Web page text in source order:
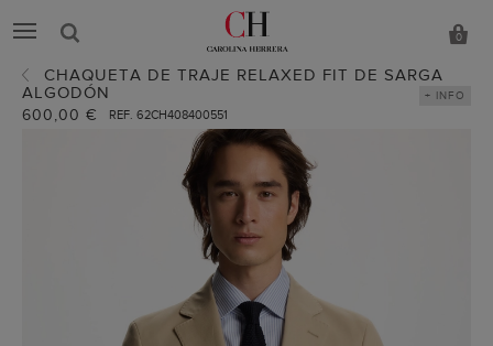
0
CHAQUETA DE TRAJE RELAXED FIT DE SARGA
ALGODÓN
600,00 € REF. 62CH408400551
+ INFO